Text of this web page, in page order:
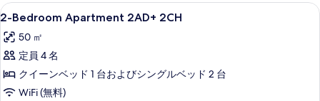
2-
Bedroom
Apartment
2AD+
2CH
の
リビング エリア | 32 インチの薄型テ
2
2-Bedroom Apartment 2AD+ 2CH
50 ㎡
定員 4 名
クイーンベッド 1 台およびシングルベッド 2 台
WiFi (無料)